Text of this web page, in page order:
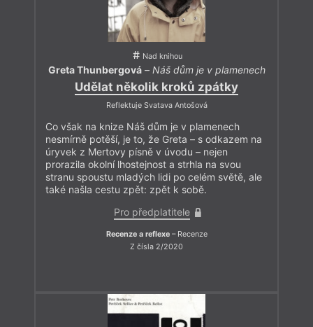
„Dosud“ je teprve potřetí, a přesto Eva Klíčová nemá s
Tvarem společného vůbec nic. A že někdo třeba pro Tvar
„ani psát nechce“? Tak pro něj psát nebude, tak prosté to je. A
že kdo cenu přijme, ten musí „celý rok psát pro Tvar recenze
a jiné texty“? Ó kdežpak – musí napsat pouhé dva texty (z
toho „recenzi“ ani jednu) plus udělat rozhovor se svým
nástupcem. A že se k nominacím nikdo nenahlásil? Zná paní
Čiháková mnoho soutěží, do nichž se nominovaní sami hlásí?
ze svých známých uvést do trapné situace, hlasujte, bude
legrace.“
Paní Čiháková, vždyť vy máte vlastně pravdu! Tvárnice je
opravdu jenom taková „legrace“ neboli hra. V naději, že je
mezi námi dost lidí, kteří si radši hrají, než hry kazí, jsme
nás čtou neradi, ale přesto tak z nějakého důvodu činí.
Nad knihou
Greta Thunbergová– Náš dům je v plamenech
Udělat několik kroků zpátky
Reflektuje Svatava Antošová
Co však na knize Náš dům je v plamenech
nesmírně potěší, je to, že Greta – s odkazem na
úryvek z Mertovy písně v úvodu – nejen
prorazila okolní lhostejnost a strhla na svou
stranu spoustu mladých lidi po celém světě, ale
také našla cestu zpět: zpět k sobě.
Pro předplatitele
Recenze a reflexe– Recenze
Z čísla 2/2020